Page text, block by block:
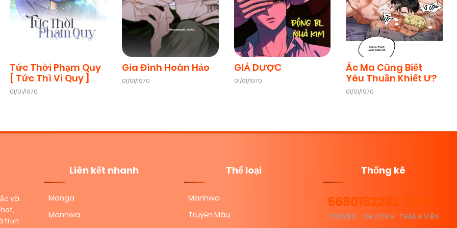
Chapter 14(VIP) 08/11/2025
Chapter 12(VIP) 08/11/2025
Chapter 8(VIP) 08/11/2025
Chapter 6
08/11/2025
Tức Thời Phạm Quy
[ Tức Thì Vi Quy ]
01/01/1970
Gia Đình Hoàn Hảo
01/01/1970
GIẢ DƯỢC
01/01/1970
Ác Ma Cũng Biết
Yêu Thuần Khiết Ư?
01/01/1970
và
trọn
Liên kết nhanh
Manga
Manhwa
Thể loại
Manhwa
Truyện Màu
Thống kê
5680
TRUYỆN
182282
CHƯƠNG
11734
THÀNH VIÊN